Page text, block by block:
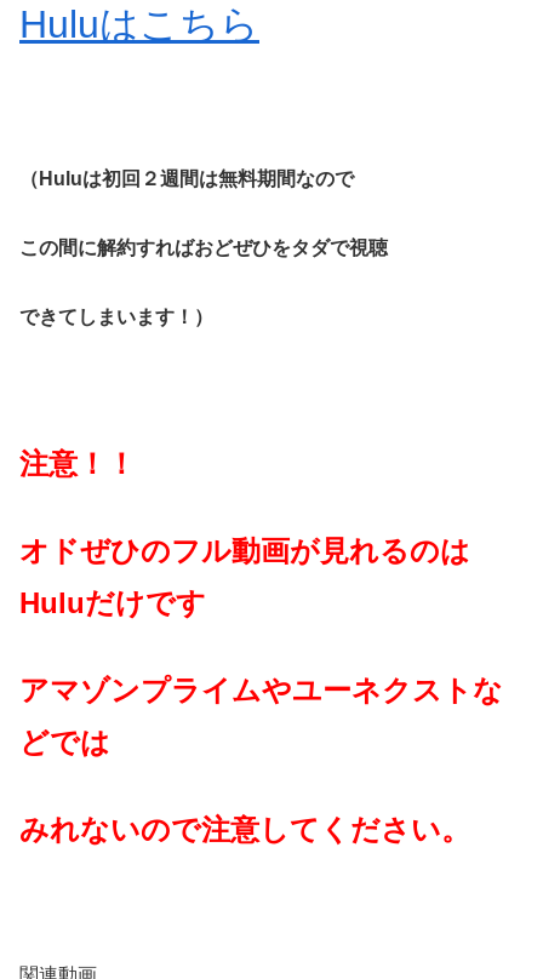
Huluはこちら
（Huluは初回２週間は無料期間なので
この間に解約すればおどぜひをタダで視聴
できてしまいます！）
注意！！
オドぜひのフル動画が見れるのは
Huluだけです
アマゾンプライムやユーネクストな
どでは
みれないので注意してください。